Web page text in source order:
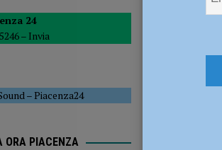
Agosto 2026 ] Caldo estremo e asili nido, Tagliaferri
24
– Invia
–Piacenza24
ORA PIACENZA